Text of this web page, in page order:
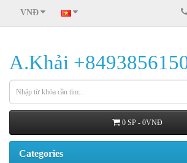
VNĐ
A.Khải
0 SP - 0VNĐ
Categories